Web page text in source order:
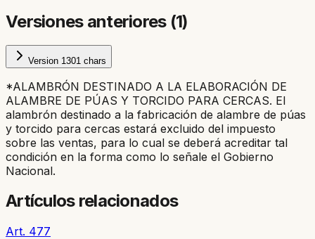
Versiones anteriores (1)
Version 1301 chars
*ALAMBRÓN DESTINADO A LA ELABORACIÓN DE
ALAMBRE DE PÚAS Y TORCIDO PARA CERCAS. El
alambrón destinado a la fabricación de alambre de púas
y torcido para cercas estará excluido del impuesto
sobre las ventas, para lo cual se deberá acreditar tal
condición en la forma como lo señale el Gobierno
Nacional.
Artículos relacionados
Art. 477